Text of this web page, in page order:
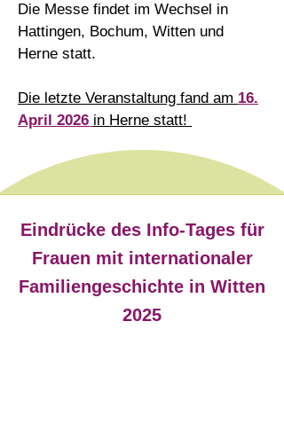
Die Messe findet im Wechsel in
Hattingen, Bochum, Witten und
Herne statt.
Die letzte Veranstaltung fand am 16.
April 2026 in Herne statt!
Eindrücke des Info-Tages für
Frauen mit internationaler
Familiengeschichte in Witten
2025